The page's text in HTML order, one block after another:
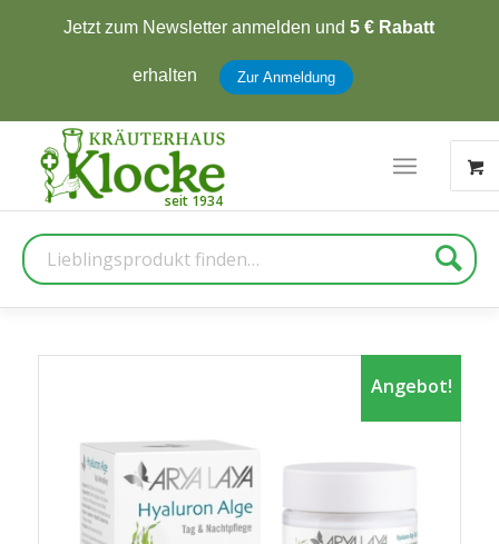
Jetzt zum Newsletter anmelden und5 € Rabatt
erhalten Zur Anmeldung
Suche
Angebot!